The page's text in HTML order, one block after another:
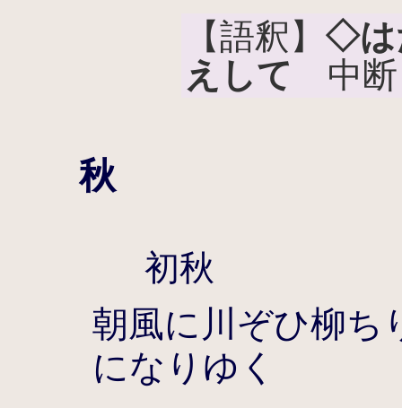
【語釈】 ◇は
えして 中断
秋
初秋
朝風に川ぞひ柳ち
になりゆく